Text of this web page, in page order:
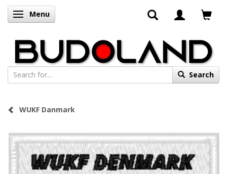
Toggle navigation
Menu
Search
WUKF Danmark